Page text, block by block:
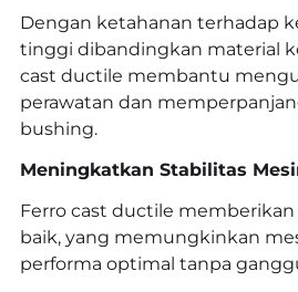
Dengan ketahanan terhadap
tinggi dibandingkan material
cast ductile membantu
perawatan dan
bushing.
Meningkatkan Stabilitas
Ferro cast ductile
baik, yang memungkinkan
performa optimal tanpa